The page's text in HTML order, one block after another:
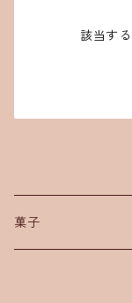
該当す
菓子